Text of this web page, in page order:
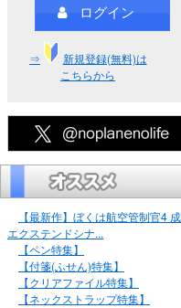
ログイン
⇒
新規登録(無料)は
こちらから
【最新作】ぼくは航空管制官4
エクステンドシナ...
【ペン特集】
【付箋(ふせん)特集】
【クリアファイル特集】
【ネックストラップ特集】